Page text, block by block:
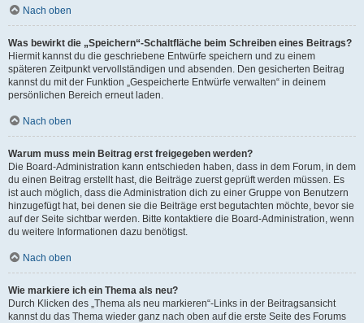
Nach oben
Was bewirkt die „Speichern“-Schaltfläche beim Schreiben eines Beitrags?
Hiermit kannst du die geschriebene Entwürfe speichern und zu einem
späteren Zeitpunkt vervollständigen und absenden. Den gesicherten Beitrag
kannst du mit der Funktion „Gespeicherte Entwürfe verwalten“ in deinem
persönlichen Bereich erneut laden.
Nach oben
Warum muss mein Beitrag erst freigegeben werden?
Die Board-Administration kann entschieden haben, dass in dem Forum, in dem
du einen Beitrag erstellt hast, die Beiträge zuerst geprüft werden müssen. Es
ist auch möglich, dass die Administration dich zu einer Gruppe von Benutzern
hinzugefügt hat, bei denen sie die Beiträge erst begutachten möchte, bevor sie
auf der Seite sichtbar werden. Bitte kontaktiere die Board-Administration, wenn
du weitere Informationen dazu benötigst.
Nach oben
Wie markiere ich ein Thema als neu?
Durch Klicken des „Thema als neu markieren“-Links in der Beitragsansicht
kannst du das Thema wieder ganz nach oben auf die erste Seite des Forums